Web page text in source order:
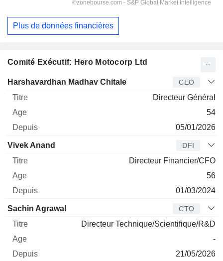
Comité Exécutif: Hero Motocorp Ltd
Dirigeant Titre Age Depuis
Harshavardhan Madhav Chitale CEO
Directeur Général
54
05/01/2026
Vivek Anand DFI
Directeur Financier/CFO
56
01/03/2024
Sachin Agrawal CTO
Directeur Technique/Scientifique/R&D
-
21/05/2026
Plus de données financières